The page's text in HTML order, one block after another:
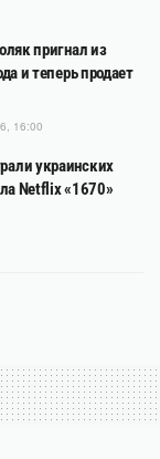
пригнал из
и теперь продает
16:00
украинских
Netflix «1670»